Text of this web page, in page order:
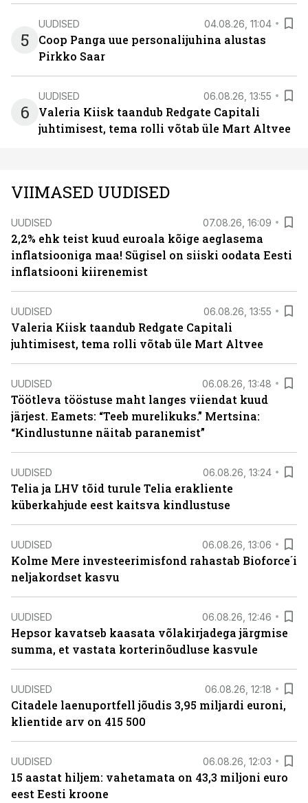
5
UUDISED 04.08.26, 11:04
Coop Panga uue personalijuhina alustas
Pirkko Saar
6
UUDISED 06.08.26, 13:55
Valeria Kiisk taandub Redgate Capitali
juhtimisest, tema rolli võtab üle Mart Altvee
VIIMASED UUDISED
UUDISED 07.08.26, 16:09
2,2% ehk teist kuud euroala kõige aeglasema
inflatsiooniga maa! Sügisel on siiski oodata Eesti
inflatsiooni kiirenemist
UUDISED 06.08.26, 13:55
Valeria Kiisk taandub Redgate Capitali
juhtimisest, tema rolli võtab üle Mart Altvee
UUDISED 06.08.26, 13:48
Töötleva tööstuse maht langes viiendat kuud
järjest. Eamets: “Teeb murelikuks.” Mertsina:
“Kindlustunne näitab paranemist”
UUDISED 06.08.26, 13:24
Telia ja LHV tõid turule Telia erakliente
küberkahjude eest kaitsva kindlustuse
UUDISED 06.08.26, 13:06
Kolme Mere investeerimisfond rahastab Bioforce´i
neljakordset kasvu
UUDISED 06.08.26, 12:46
Hepsor kavatseb kaasata võlakirjadega järgmise
summa, et vastata korterinõudluse kasvule
UUDISED 06.08.26, 12:18
Citadele laenuportfell jõudis 3,95 miljardi euroni,
klientide arv on 415 500
UUDISED 06.08.26, 12:03
15 aastat hiljem: vahetamata on 43,3 miljoni euro
eest Eesti kroone